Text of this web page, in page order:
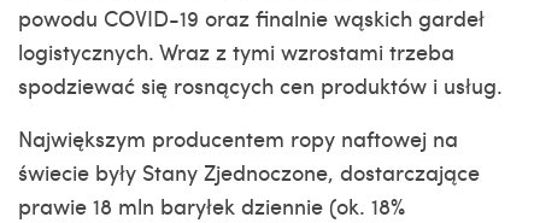
powodu COVID-19 oraz finalnie wąskich gardeł
logistycznych. Wraz z tymi wzrostami trzeba
spodziewać się rosnących cen produktów i usług.
Największym producentem ropy naftowej na
świecie były Stany Zjednoczone, dostarczające
prawie 18 mln baryłek dziennie (ok. 18%